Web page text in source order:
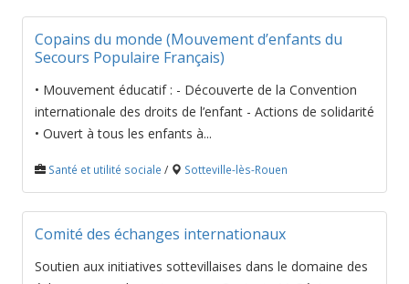
Copains du monde (Mouvement d’enfants du
Secours Populaire Français)
• Mouvement éducatif : - Découverte de la Convention
internationale des droits de l’enfant - Actions de solidarité
• Ouvert à tous les enfants à...
Santé et utilité sociale / Sotteville-lès-Rouen
Comité des échanges internationaux
Soutien aux initiatives sottevillaises dans le domaine des